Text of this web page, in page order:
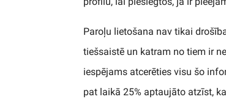
Paroļu lietošana nav tikai
tiešsaistē un katram no tiem ir
iespējams atcerēties visu šo
pat laikā 25% aptaujāto atzīst,